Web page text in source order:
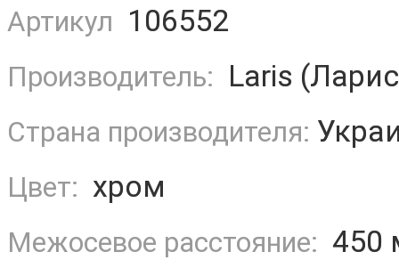
Артикул 106552
Производитель: Laris
Страна производителя:
Цвет: хром
Межосевое расстояние: 450